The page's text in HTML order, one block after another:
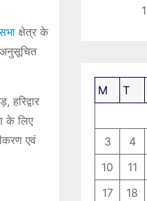
क्षेत्र के
अनुसूचित
हरिद्वार
के लिए
एवं
1
M T
3
4
10
11
17
18